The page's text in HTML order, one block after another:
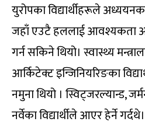
युरोपका विद्यार्थीहरूले
जहाँ एउटै हललाई आवश्यकता
गर्न सकिने थियो। स्वास्थ्य
आर्किटेक्ट इन्जिनियरिङका
नमुना थियो । स्विट्जरल्यान्ड,
नर्वेका विद्यार्थीले आएर हेर्ने गर्दथे।